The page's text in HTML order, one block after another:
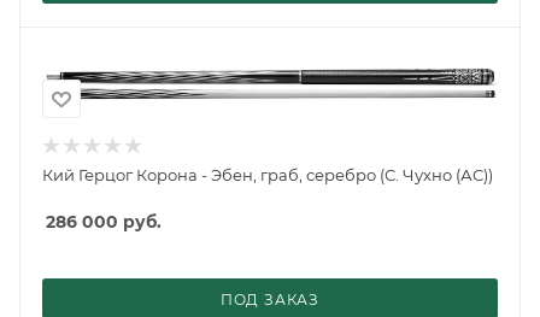
Кий Герцог Корона - Эбен, граб, серебро (С. Чухно (АС))
286 000 руб.
ПОД ЗАКАЗ